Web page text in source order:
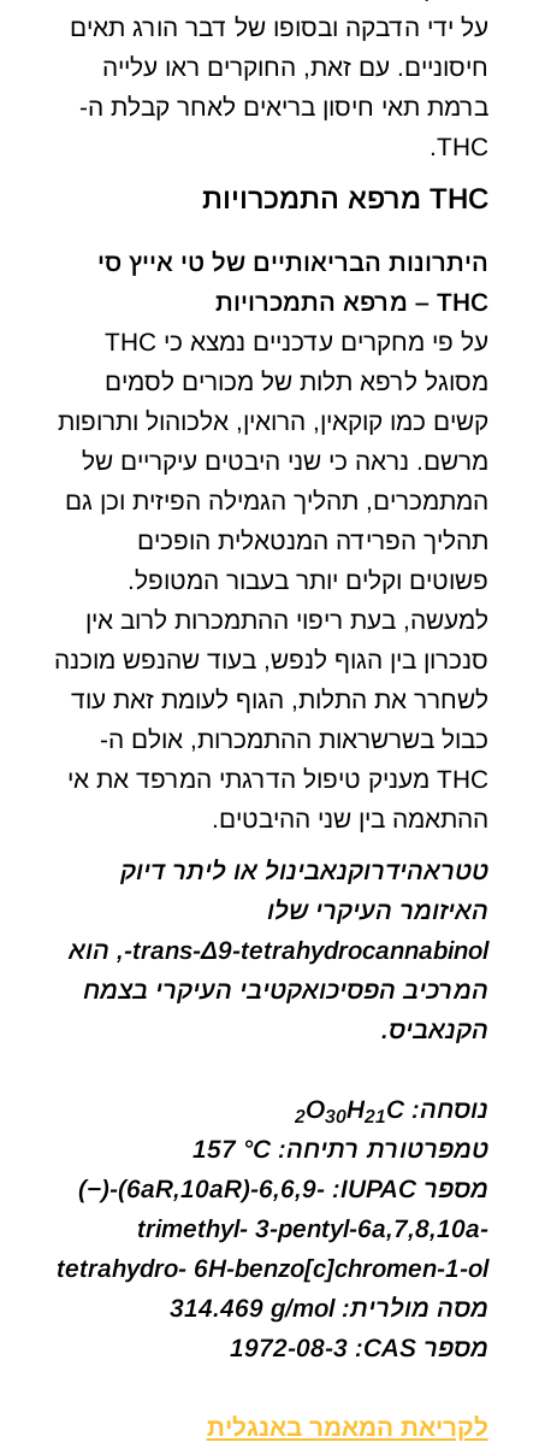
על ידי הדבקה ובסופו של דבר הורג תאים
חיסוניים. עם זאת, החוקרים ראו עלייה
ברמת תאי חיסון בריאים לאחר קבלת ה-
THC.
THC מרפא התמכרויות
היתרונות הבריאותיים של טי אייץ סי
THC – מרפא התמכרויות
על פי מחקרים עדכניים נמצא כי THC
מסוגל לרפא תלות של מכורים לסמים
קשים כמו קוקאין, הרואין, אלכוהול ותרופות
מרשם. נראה כי שני היבטים עיקריים של
המתמכרים, תהליך הגמילה הפיזית וכן גם
תהליך הפרידה המנטאלית הופכים
פשוטים וקלים יותר בעבור המטופל.
למעשה, בעת ריפוי ההתמכרות לרוב אין
סנכרון בין הגוף לנפש, בעוד שהנפש מוכנה
לשחרר את התלות, הגוף לעומת זאת עוד
כבול בשרשראות ההתמכרות, אולם ה-
THC מעניק טיפול הדרגתי המרפד את אי
ההתאמה בין שני ההיבטים.
טטראהידרוקנאבינול או ליתר דיוק
האיזומר העיקרי שלו
‏tetrahydrocannabinol-‏Δ9-‏trans-, הוא
המרכיב הפסיכואקטיבי העיקרי בצמח
הקנאביס.
נוסחה:C
21
H
30
O
2
טמפרטורת רתיחה:157 °C
מספר IUPAC‏:
(−)-(6aR,10aR)-6,6,9-
trimethyl- 3-pentyl-6a,7,8,10a-
tetrahydro- 6H-benzo[c]chromen-1-ol
מסה מולרית:314.469 g/mol
מספר CAS‏:
1972-08-3
לקריאת המאמר באנגלית